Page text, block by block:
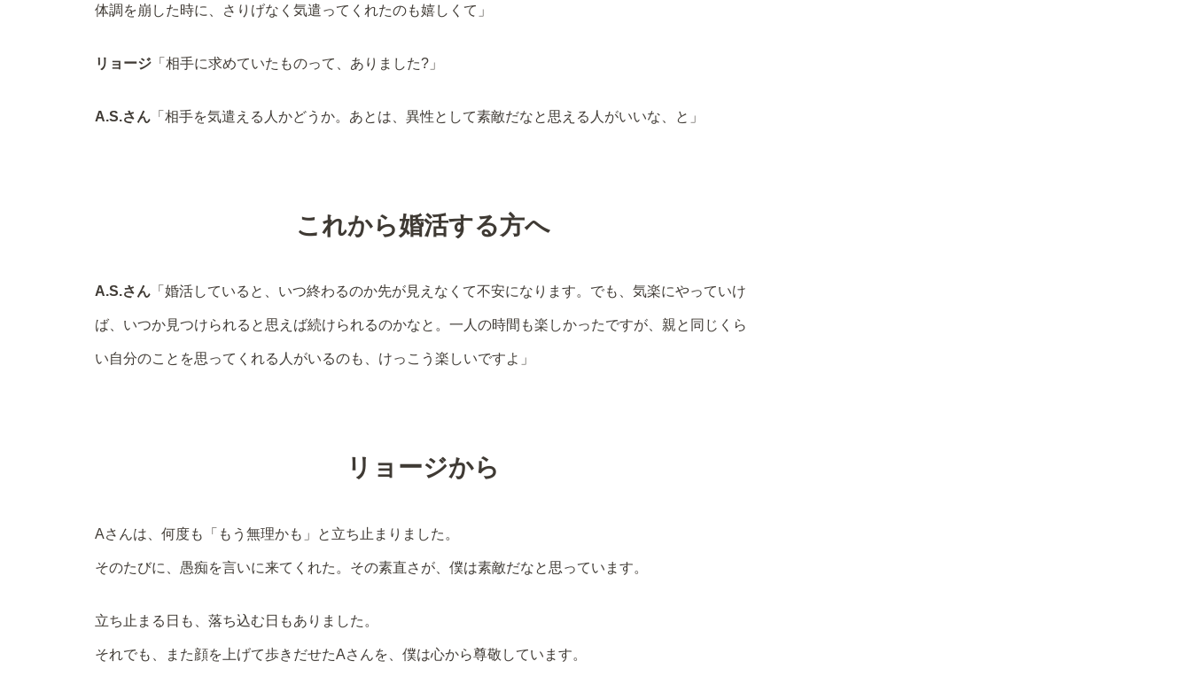
体調を崩した時に、さりげなく気遣ってくれたのも嬉しくて」
リョージ 「相手に求めていたものって、ありました?」
A.S.さん 「相手を気遣える人かどうか。あとは、異性として素敵だなと思える人がいいな、と」
これから婚活する方へ
A.S.さん 「婚活していると、いつ終わるのか先が見えなくて不安になります。でも、気楽にやっていけ
ば、いつか見つけられると思えば続けられるのかなと。一人の時間も楽しかったですが、親と同じくら
い自分のことを思ってくれる人がいるのも、けっこう楽しいですよ」
リョージから
Aさんは、何度も「もう無理かも」と立ち止まりました。
そのたびに、愚痴を言いに来てくれた。その素直さが、僕は素敵だなと思っています。
立ち止まる日も、落ち込む日もありました。
それでも、また顔を上げて歩きだせたAさんを、僕は心から尊敬しています。